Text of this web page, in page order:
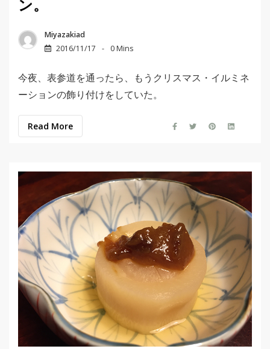
ン。
Miyazakiad
2016/11/17
0 Mins
今夜、表参道を通ったら、もうクリスマス・イルミネ
ーションの飾り付けをしていた。
Read More